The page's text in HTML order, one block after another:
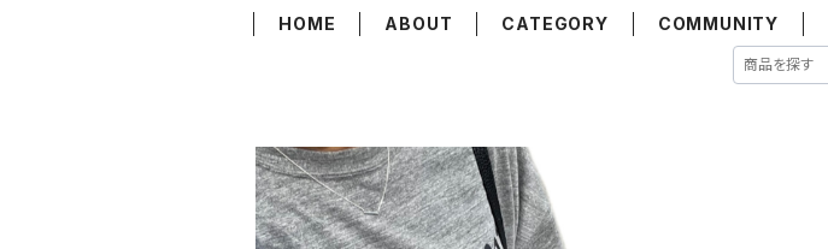
HOME ABOUT CATEGORY COMMUNITY